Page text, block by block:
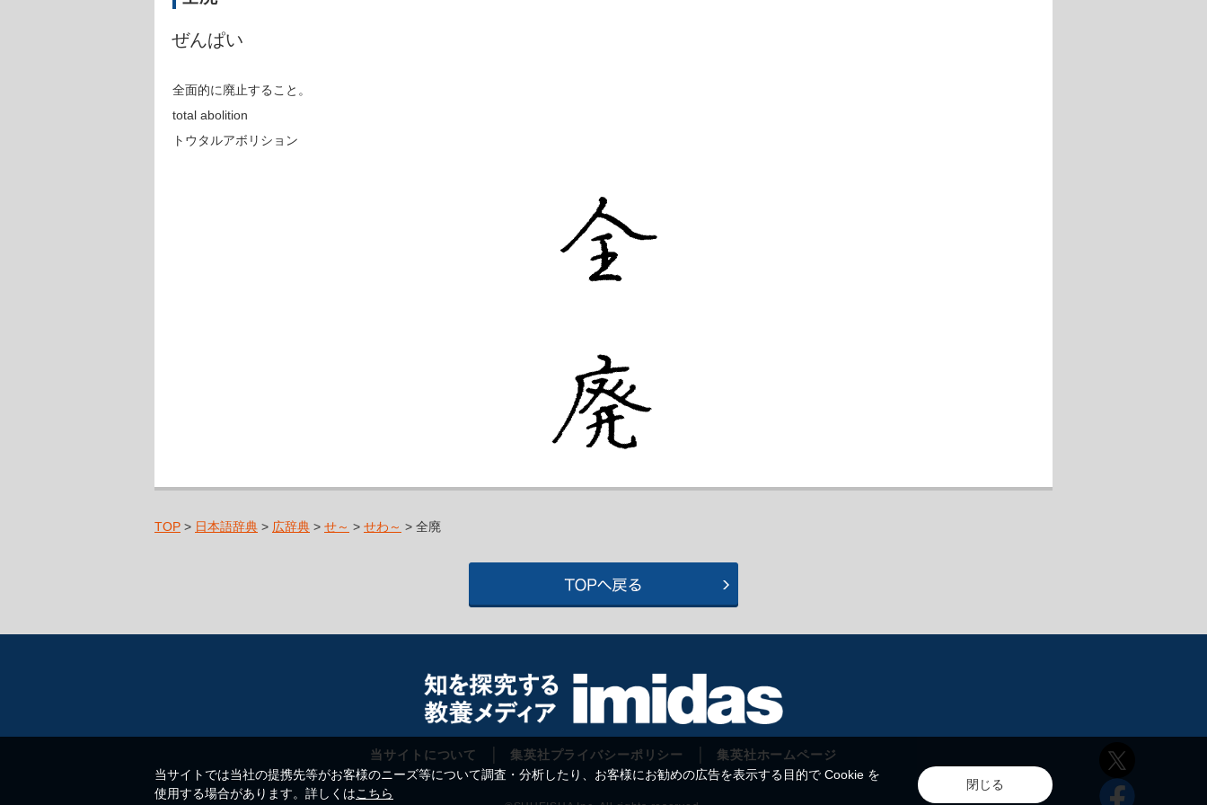
ぜんぱい
全面的に廃止すること。
total abolition
トウタルアボリション
TOP > 日本語辞典 > 広辞典 > せ～ > せわ～ > 全廃
当サイトについて 集英社プライバシーポリシー 集英社ホームページ
当サイトでは当社の提携先等がお客様のニーズ等について調査・分析したり、お客様にお勧めの広告を表示する目的で Cookie を
使用する場合があります。詳しくはこちら
閉じる